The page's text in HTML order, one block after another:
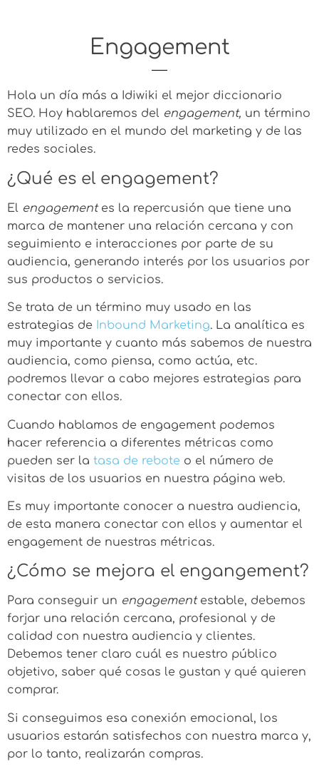
Engagement
Hola un día más a Idiwiki el mejor diccionario
SEO. Hoy hablaremos del engagement, un término
muy utilizado en el mundo del marketing y de las
redes sociales.
¿Qué es el engagement?
El engagementes la repercusión que tiene una
marca de mantener una relación cercana y con
seguimiento e interacciones por parte de su
audiencia, generando interés por los usuarios por
sus productos o servicios.
Se trata de un término muy usado en las
estrategias de
Inbound Marketing. La analítica es
muy importante y cuanto más sabemos de nuestra
audiencia, como piensa, como actúa, etc.
podremos llevar a cabo mejores estrategias para
conectar con ellos.
Cuando hablamos de engagement podemos
hacer referencia a diferentes métricas como
pueden ser la tasa de rebote o el número de
visitas de los usuarios en nuestra página web.
Es muy importante conocer a nuestra audiencia,
de esta manera conectar con ellos y aumentar el
engagement de nuestras métricas.
¿Cómo se mejora el engangement?
Para conseguir un engagementestable, debemos
forjar una relación cercana, profesional y de
calidad con nuestra audiencia y clientes.
Debemos tener claro cuál es nuestro público
objetivo, saber qué cosas le gustan y qué quieren
comprar.
Si conseguimos esa conexión emocional, los
usuarios estarán satisfechos con nuestra marca y,
por lo tanto, realizarán compras.